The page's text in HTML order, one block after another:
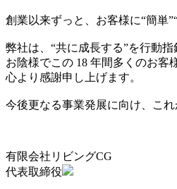
創業以来ずっと、お客様に“簡単
弊社は、“共に成長する”を行動指
お陰様でこの 18 年間多くのお客
心より感謝申し上げます。
今後更なる事業発展に向け、こ
有限会社リビングCG
代表取締役